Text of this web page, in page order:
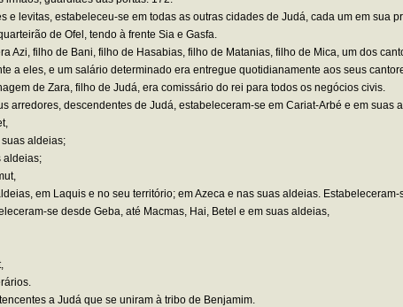
e levitas, estabeleceu-se em todas as outras cidades de Judá, cada um em sua
de Ofel, tendo à frente Sia e Gasfa.
Azi, filho de Bani, filho de Hasabias, filho de Matanias, filho de Mica, um dos
a eles, e um salário determinado era entregue quotidianamente aos seus
de Zara, filho de Judá, era comissário do rei para todos os negócios civis.
arredores, descendentes de Judá, estabeleceram-se em Cariat-Arbé e em
aldeias;
aldeias;
em Laquis e no seu território; em Azeca e nas suas aldeias.
se desde Geba, até Macmas, Hai, Betel e em suas aldeias,
a Judá que se uniram à tribo de Benjamim.